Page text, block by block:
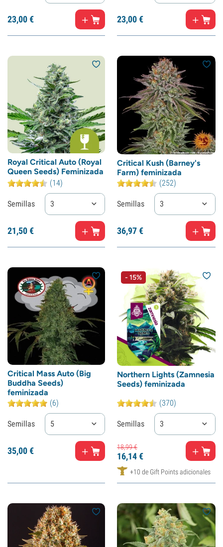
23,00€ 23,00€
Royal Critical Auto (Royal
Queen Seeds) Feminizada
(14)
Semillas 3
21,50€
Critical Kush (Barney's
Farm) feminizada
(252)
Semillas 3
36,97€
Critical Mass Auto (Big
Buddha Seeds)
feminizada
(6)
Semillas 5
35,00€
- 15%
Northern Lights (Zamnesia
Seeds) feminizada
(370)
Semillas 3
18,99€
16,14€
+10 de Gift Points adicionales